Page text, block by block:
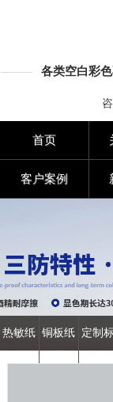
各类空白彩
首页
客户案例
热敏纸
标签
铜板纸
标签
定制
签